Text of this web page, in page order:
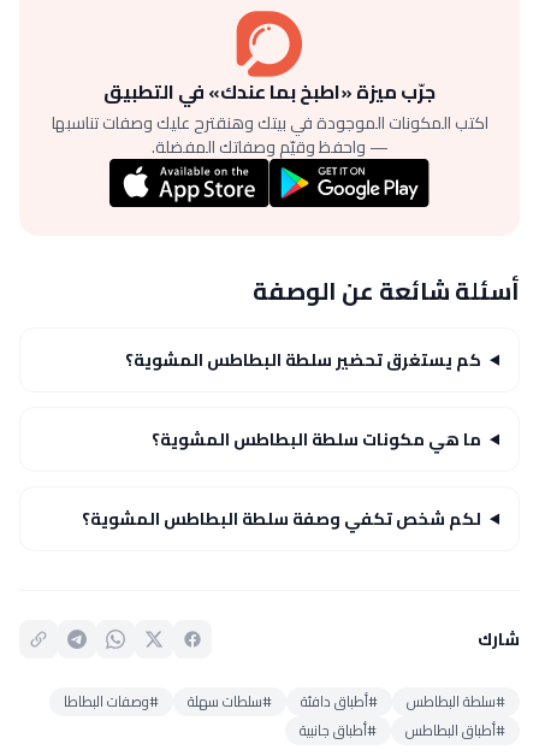
جرّب ميزة «اطبخ بما عندك» في التطبيق
اكتب المكونات الموجودة في بيتك وهنقترح عليك وصفات تناسبها
— واحفظ وقيّم وصفاتك المفضلة.
أسئلة شائعة عن الوصفة
كم يستغرق تحضير سلطة البطاطس المشوية؟
ما هي مكونات سلطة البطاطس المشوية؟
لكم شخص تكفي وصفة سلطة البطاطس المشوية؟
شارك
#سلطة البطاطس #أطباق دافئة #سلطات سهلة
#وصفات البطاطا
#أطباق البطاطس
#أطباق جانبية